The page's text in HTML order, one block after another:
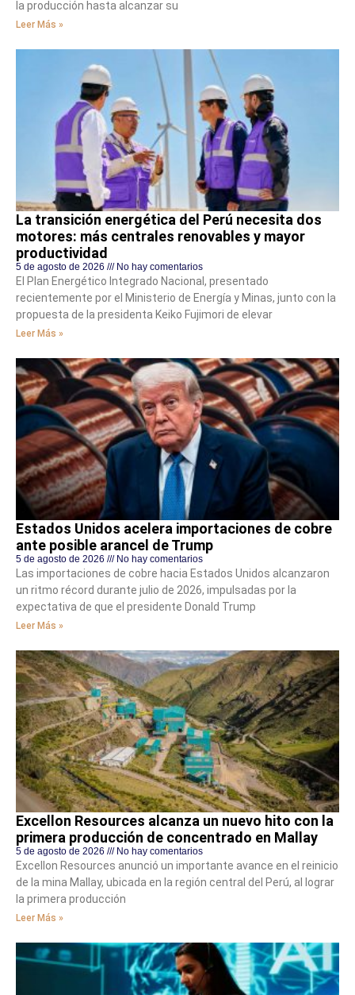
la producción hasta alcanzar su
Leer Más »
La transición energética del Perú necesita dos
motores: más centrales renovables y mayor
productividad
5 de agosto de 2026 No hay comentarios
El Plan Energético Integrado Nacional, presentado
recientemente por el Ministerio de Energía y Minas, junto con la
propuesta de la presidenta Keiko Fujimori de elevar
Leer Más »
Estados Unidos acelera importaciones de cobre
ante posible arancel de Trump
5 de agosto de 2026 No hay comentarios
Las importaciones de cobre hacia Estados Unidos alcanzaron
un ritmo récord durante julio de 2026, impulsadas por la
expectativa de que el presidente Donald Trump
Leer Más »
Excellon Resources alcanza un nuevo hito con la
primera producción de concentrado en Mallay
5 de agosto de 2026 No hay comentarios
Excellon Resources anunció un importante avance en el reinicio
de la mina Mallay, ubicada en la región central del Perú, al lograr
la primera producción
Leer Más »